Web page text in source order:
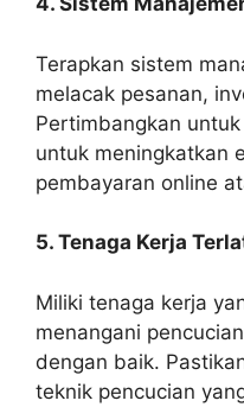
Terapkan sistem
melacak pesanan,
Pertimbangkan
untuk meningkatkan
pembayaran online
5. Tenaga Kerja
Miliki tenaga kerja
menangani
dengan baik.
teknik pencucian